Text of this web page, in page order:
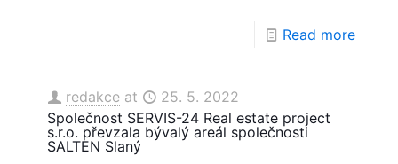
Read more
redakce at
25. 5. 2022
Společnost SERVIS-24 Real estate project
s.r.o. převzala bývalý areál společnosti
SALTEN Slaný